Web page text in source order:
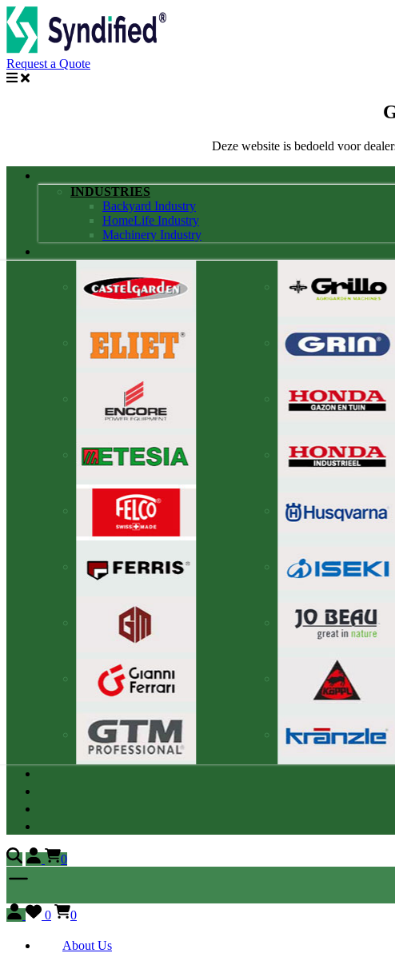
Request a Quote
Deze website is bedoeld voor
INDUSTRIES
Backyard Industry
HomeLife Industry
Machinery Industry
0
0 0
About Us